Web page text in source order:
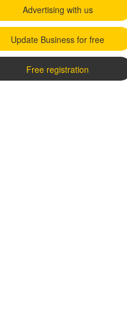
Advertising with us
Update Business for free
Free registration